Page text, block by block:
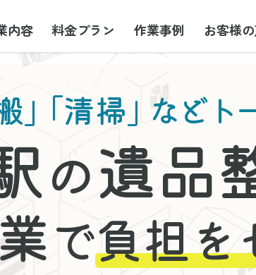
内容 料金プラン 作業事例 お客様
」
「清掃」などト
の遺品
で負担を